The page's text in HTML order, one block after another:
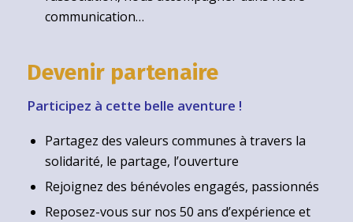
communication…
Devenir partenaire
Participez à cette belle aventure !
Partagez des valeurs communes à travers la
solidarité, le partage, l’ouverture
Rejoignez des bénévoles engagés, passionnés
Reposez-vous sur nos 50 ans d’expérience et